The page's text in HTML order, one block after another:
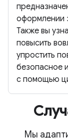
оформлении
Также вы
повысить
упростить
безопасное
с помощью
Мы